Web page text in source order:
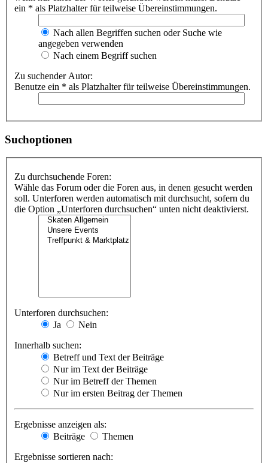
ein * als Platzhalter für teilweise Übereinstimmungen.
Nach allen Begriffen suchen oder Suche wie
angegeben verwenden
Nach einem Begriff suchen
Zu suchender Autor:
Benutze ein * als Platzhalter für teilweise Übereinstimmungen.
Suchoptionen
Zu durchsuchende Foren:
Wähle das Forum oder die Foren aus, in denen gesucht werden
soll. Unterforen werden automatisch mit durchsucht, sofern du
die Option „Unterforen durchsuchen“ unten nicht deaktivierst.
Unterforen durchsuchen:
Ja
Nein
Innerhalb suchen:
Betreff und Text der Beiträge
Nur im Text der Beiträge
Nur im Betreff der Themen
Nur im ersten Beitrag der Themen
Ergebnisse anzeigen als:
Beiträge
Themen
Ergebnisse sortieren nach: